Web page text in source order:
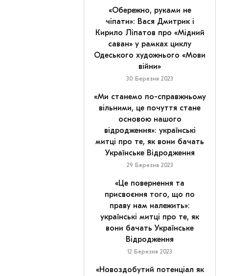
«Обережно, руками не
чіпати»: Вася Дмитрик і
Кирило Ліпатов про «Мідний
саван» у рамках циклу
Одеського художнього «Мови
війни»
30 Березня 2023
«Ми станемо по-справжньому
вільними, це почуття стане
основою нашого
відродження»: українські
митці про те, як вони бачать
Українське Відродження
29 Березня 2023
«Це повернення та
присвоєння того, що по
праву нам належить»:
українські митці про те, як
вони бачать Українське
Відродження
12 Березня 2023
«Новоздобутий потенціал як